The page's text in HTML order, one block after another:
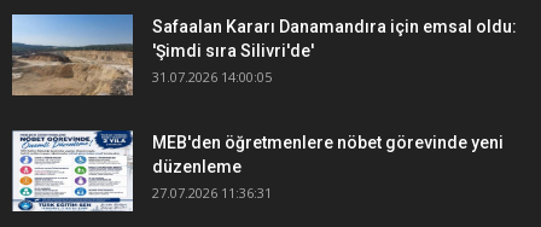
Safaalan Kararı Danamandıra için emsal oldu:
'Şimdi sıra Silivri'de'
31.07.2026 14:00:05
MEB'den öğretmenlere nöbet görevinde yeni
düzenleme
27.07.2026 11:36:31